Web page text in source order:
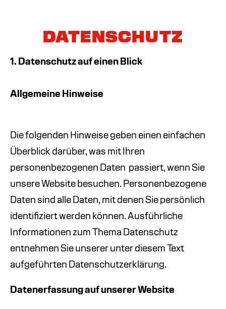
DATENSCHUTZ
1. Datenschutz auf einen Blick
Allgemeine Hinweise
Die folgenden Hinweise geben einen einfachen
Überblick darüber, was mit Ihren
personenbezogenen Daten passiert, wenn Sie
unsere Website besuchen. Personenbezogene
Daten sind alle Daten, mit denen Sie persönlich
identifiziert werden können. Ausführliche
Informationen zum Thema Datenschutz
entnehmen Sie unserer unter diesem Text
aufgeführten Datenschutzerklärung.
Datenerfassung auf unserer Website